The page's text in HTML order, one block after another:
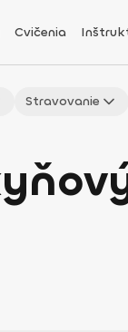
Cvičenia
Stravovanie